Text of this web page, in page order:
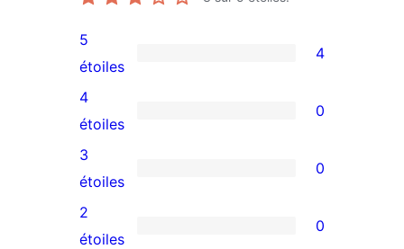
4
avis
à
5
étoiles
5
étoiles
4
0
avis
à
4
étoile
4
étoiles
0
0
avis
à
3
étoiles
0
0
2
étoiles
0